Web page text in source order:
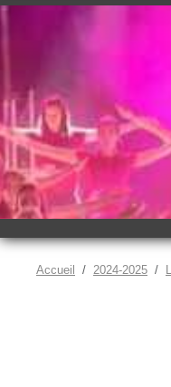
Accueil 2024-2025